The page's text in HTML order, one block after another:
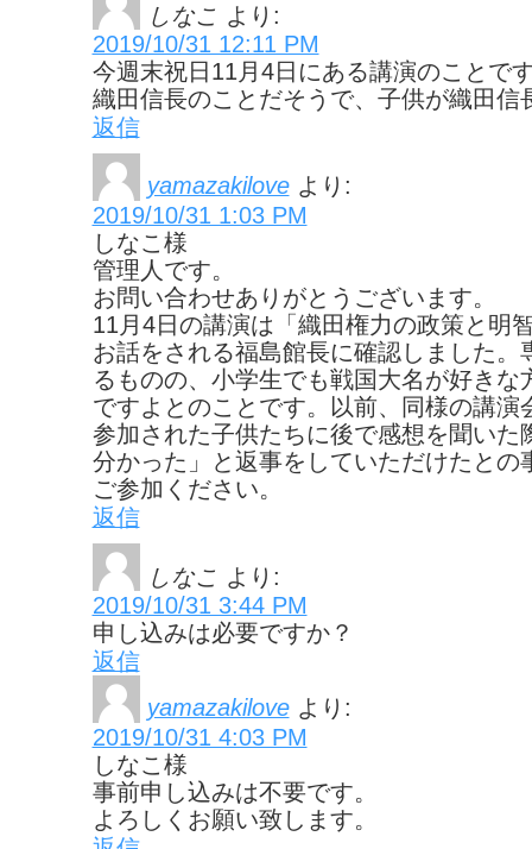
しなこ より:
2019/10/31 12:11 PM
今週末祝日11月4日にある講演のことで
織田信長のことだそうで、子供が織田信
返信
yamazakilove より:
2019/10/31 1:03 PM
しなこ様
管理人です。
お問い合わせありがとうございます。
11月4日の講演は「織田権力の政策と明
お話をされる福島館長に確認しました。
るものの、小学生でも戦国大名が好きな
ですよとのことです。以前、同様の講演
参加された子供たちに後で感想を聞いた
分かった」と返事をしていただけたとの
ご参加ください。
返信
しなこ より:
2019/10/31 3:44 PM
申し込みは必要ですか？
返信
yamazakilove より:
2019/10/31 4:03 PM
しなこ様
事前申し込みは不要です。
よろしくお願い致します。